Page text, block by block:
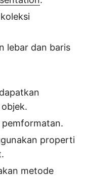
lebar dan baris
pemformatan.
properti
metode